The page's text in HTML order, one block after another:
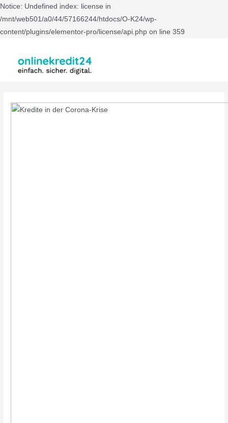
Notice: Undefined index: license in
/mnt/web501/a0/44/57166244/htdocs/O-K24/wp-
content/plugins/elementor-pro/license/api.php on line 359